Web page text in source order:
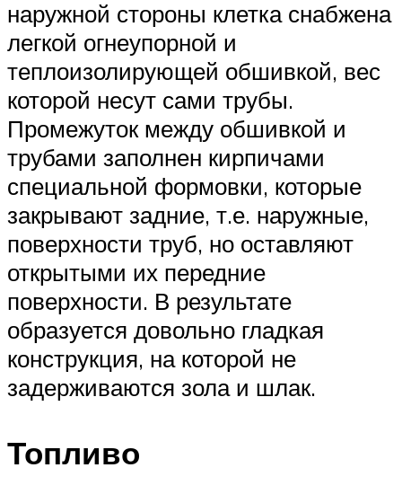
наружной стороны клетка снабжена
легкой огнеупорной и
теплоизолирующей обшивкой, вес
которой несут сами трубы.
Промежуток между обшивкой и
трубами заполнен кирпичами
специальной формовки, которые
закрывают задние, т.е. наружные,
поверхности труб, но оставляют
открытыми их передние
поверхности. В результате
образуется довольно гладкая
конструкция, на которой не
задерживаются зола и шлак.
Топливо